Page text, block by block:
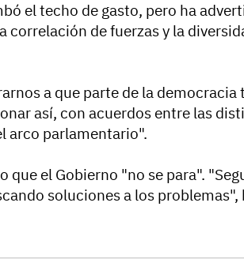
el techo de gasto, pero ha
correlación de fuerzas y la
a que parte de la democracia
así, con acuerdos entre las
arco parlamentario".
que el Gobierno "no se para".
soluciones a los problemas",